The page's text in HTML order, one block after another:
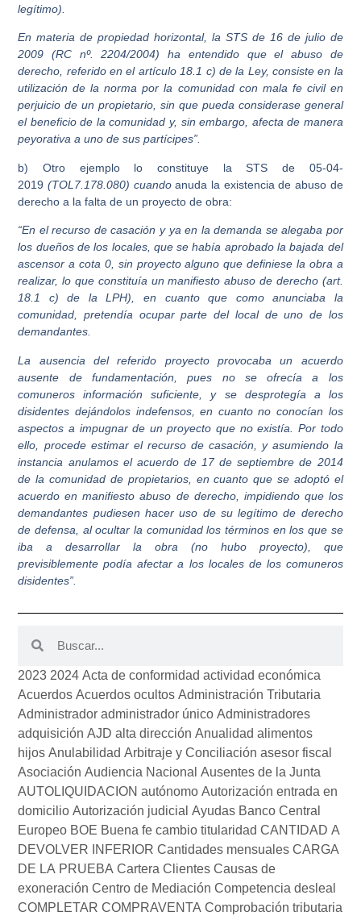
legítimo).
En materia de propiedad horizontal, la STS de 16 de julio de
2009 (RC nº. 2204/2004) ha entendido que el abuso de
derecho, referido en el artículo 18.1 c) de la Ley, consiste en la
utilización de la norma por la comunidad con mala fe civil en
perjuicio de un propietario, sin que pueda considerase general
el beneficio de la comunidad y, sin embargo, afecta de manera
peyorativa a uno de sus partícipes”.
b) Otro ejemplo lo constituye la STS de 05-04-
2019(TOL7.178.080) cuandoanuda la existencia de abuso de
derecho a la falta de un proyecto de obra:
“En el recurso de casación y ya en la demanda se alegaba por
los dueños de los locales, que se había aprobado la bajada del
ascensor a cota 0, sin proyecto alguno que definiese la obra a
realizar, lo que constituía un manifiesto abuso de derecho (art.
18.1 c) de la LPH), en cuanto que como anunciaba la
comunidad, pretendía ocupar parte del local de uno de los
demandantes.
La ausencia del referido proyecto provocaba un acuerdo
ausente de fundamentación, pues no se ofrecía a los
comuneros información suficiente, y se desprotegía a los
disidentes dejándolos indefensos, en cuanto no conocían los
aspectos a impugnar de un proyecto que no existía. Por todo
ello, procede estimar el recurso de casación, y asumiendo la
instancia anulamos el acuerdo de 17 de septiembre de 2014
de la comunidad de propietarios, en cuanto que se adoptó el
acuerdo en manifiesto abuso de derecho, impidiendo que los
demandantes pudiesen hacer uso de su legítimo de derecho
de defensa, al ocultar la comunidad los términos en los que se
iba a desarrollar la obra (no hubo proyecto), que
previsiblemente podía afectar a los locales de los comuneros
disidentes”.
2023 2024 Acta de conformidad actividad económica
Acuerdos Acuerdos ocultos Administración Tributaria
Administrador administrador único Administradores
adquisición AJD alta dirección Anualidad alimentos
hijos Anulabilidad Arbitraje y Conciliación asesor fiscal
Asociación Audiencia Nacional Ausentes de la Junta
AUTOLIQUIDACION autónomo Autorización entrada en
domicilio Autorización judicial Ayudas Banco Central
Europeo BOE Buena fe cambio titularidad CANTIDAD A
DEVOLVER INFERIOR Cantidades mensuales CARGA
DE LA PRUEBA Cartera Clientes Causas de
exoneración Centro de Mediación Competencia desleal
COMPLETAR COMPRAVENTA Comprobación tributaria